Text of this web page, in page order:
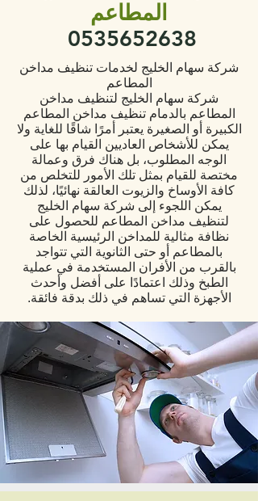
المطاعم
0535652638
شركة سهام الخليج لخدمات تنظيف مداخن
المطاعم
شركة سهام الخليج لتنظيف مداخن
المطاعم بالدمام تنظيف مداخن المطاعم
الكبيرة أو الصغيرة يعتبر أمرًا شاقًا للغاية ولا
يمكن للأشخاص العاديين القيام بها على
الوجه المطلوب، بل هناك فرق وعمالة
مختصة للقيام بمثل تلك الأمور للتخلص من
كافة الأوساخ والزيوت العالقة نهائيًا، لذلك
يمكن اللجوء إلى شركة سهام الخليج
لتنظيف مداخن المطاعم للحصول على
نظافة مثالية للمداخن الرئيسية الخاصة
بالمطاعم أو حتى الثانوية التي تتواجد
بالقرب من الأفران المستخدمة في عملية
الطبخ وذلك اعتمادًا على أفضل وأحدث
الأجهزة التي تساهم في ذلك بدقة فائقة.